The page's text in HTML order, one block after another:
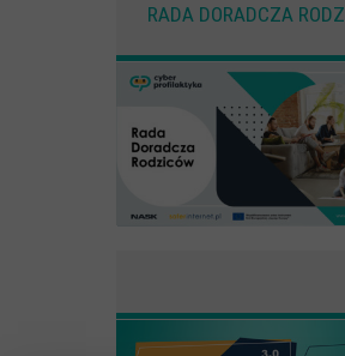
RADA DORADCZA
Audiobooki
Badania i raporty
Gra karciana o deinformacji "Dezinfo"